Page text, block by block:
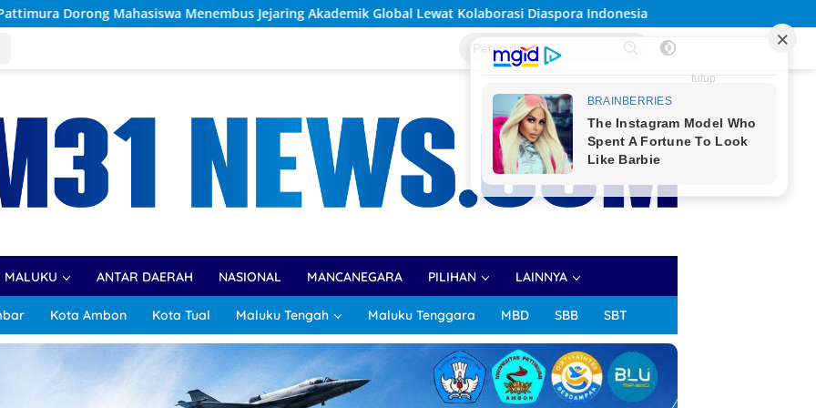
Jejaring Akademik Global Lewat Kolaborasi Diaspora Indonesia Solidaritas Sivitas Akademika Unpatti
tutup
MALUKU ANTAR DAERAH NASIONAL MANCANEGARA PILIHAN LAINNYA
Kota Ambon Kota Tual Maluku Tengah Maluku Tenggara MBD SBB SBT